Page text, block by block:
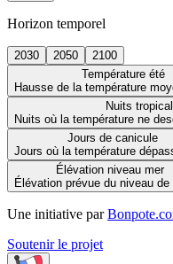
Horizon temporel
2030 2050
2100
Température été
Hausse de la température
Nuits
Nuits où la température ne
Jours de canicule
Jours où la température
Élévation niveau mer
Élévation prévue du niveau de
Une initiative par
Soutenir le projet